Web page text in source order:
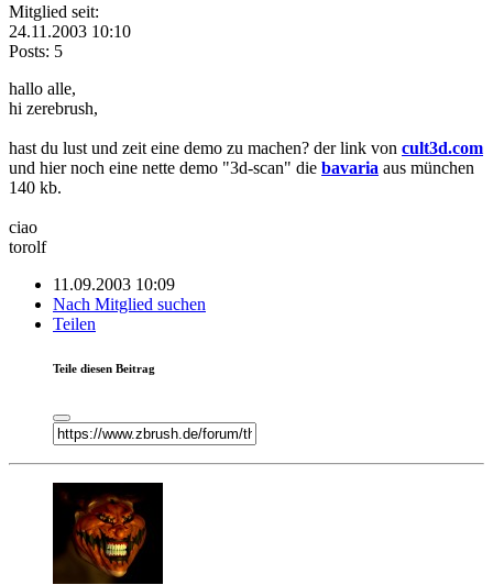
Mitglied seit:
24.11.2003 10:10
Posts: 5
hallo alle,
hi zerebrush,
hast du lust und zeit eine demo zu machen? der link von cult3d.com
und hier noch eine nette demo "3d-scan" die bavaria aus münchen
140 kb.
ciao
torolf
11.09.2003 10:09
Nach Mitglied suchen
Teilen
Teile diesen Beitrag